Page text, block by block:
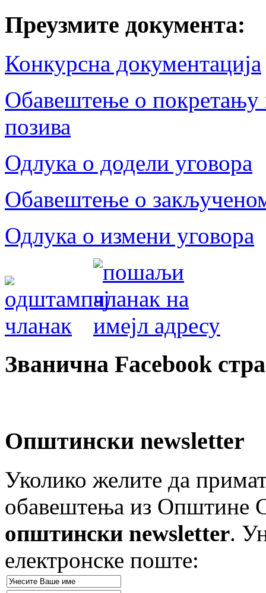
Преузмите документа:
Конкурсна документација
Обавештење о покретању
позива
Одлука о додели уговора
Обавештење о
Одлука о измени уговора
Званична Facebook
Општински newsletter
Уколико желите да
обавештења из Општине
општински newsletter.
електронске поште: